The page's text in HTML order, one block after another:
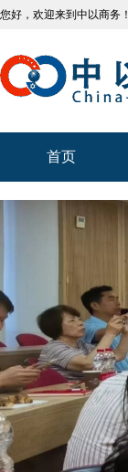
您好，欢迎来到中以商务！
首页